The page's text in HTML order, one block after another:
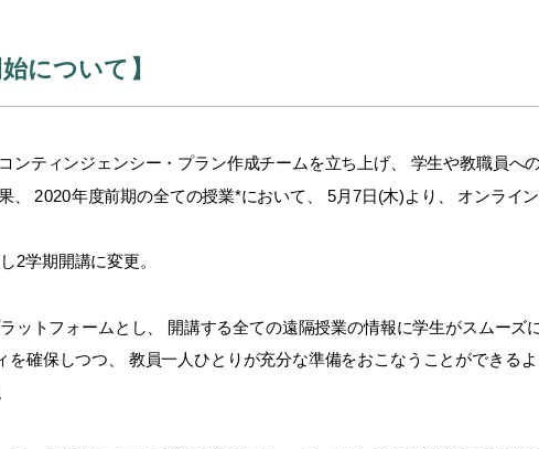
について】
ティンジェンシー・プラン作成チームを立ち上げ、 学生や教職員へ
、 2020年度前期の全ての授業*において、 5月7日(木)より、 オンライ
2学期開講に変更。
ットフォームと し、 開講する全ての遠隔授業の情報に学生がスムー
を確保しつつ、 教員一人ひとりが充分な準備をおこなうことができる